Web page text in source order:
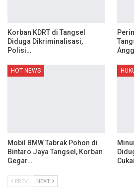
Korban KDRT di Tangsel
Diduga Dikriminalisasi,
Polisi…
HOT NEWS
Mobil BMW Tabrak Pohon di
Bintaro Jaya Tangsel, Korban
Gegar…
PREV NEXT